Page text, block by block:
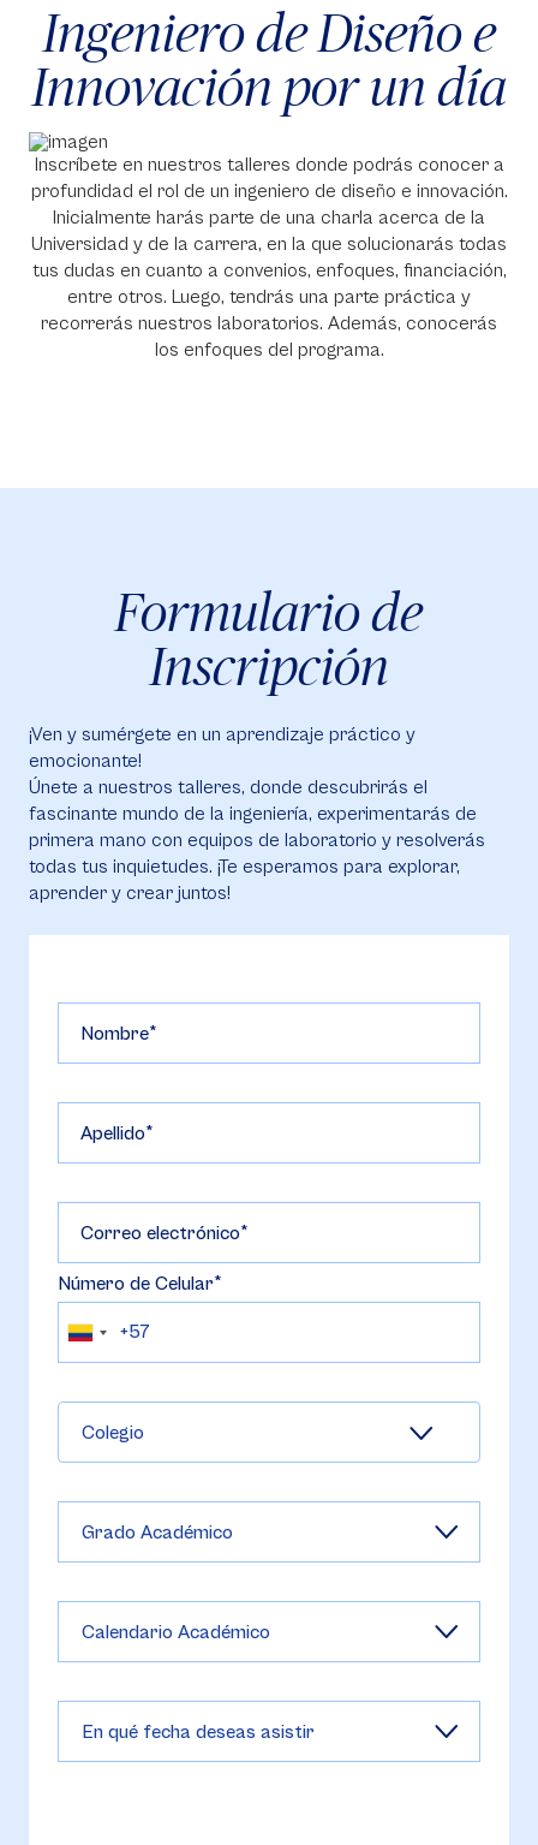
Ingeniero de Diseño e
Innovación por un día
Inscríbete en nuestros talleres donde podrás conocer a
profundidad el rol de un ingeniero de diseño e innovación.
Inicialmente harás parte de una charla acerca de la
Universidad y de la carrera, en la que solucionarás todas
tus dudas en cuanto a convenios, enfoques, financiación,
entre otros. Luego, tendrás una parte práctica y
recorrerás nuestros laboratorios. Además, conocerás
los enfoques del programa.
Formulario de
Inscripción
¡Ven y sumérgete en un aprendizaje práctico y
emocionante!
Únete a nuestros talleres, donde descubrirás el
fascinante mundo de la ingeniería, experimentarás de
primera mano con equipos de laboratorio y resolverás
todas tus inquietudes. ¡Te esperamos para explorar,
aprender y crear juntos!
Nombre
Apellido
Correo electrónico
Número de Celular
Colegio